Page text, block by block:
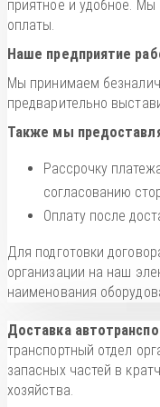
приятное и удобное.
оплаты.
Наше предприятие
Мы принимаем
предварительно
Также мы
Рассрочку
согласованию
Оплату после
Для подготовки
организации на наш
наименования
Доставка
транспортный отдел
запасных частей в
хозяйства.